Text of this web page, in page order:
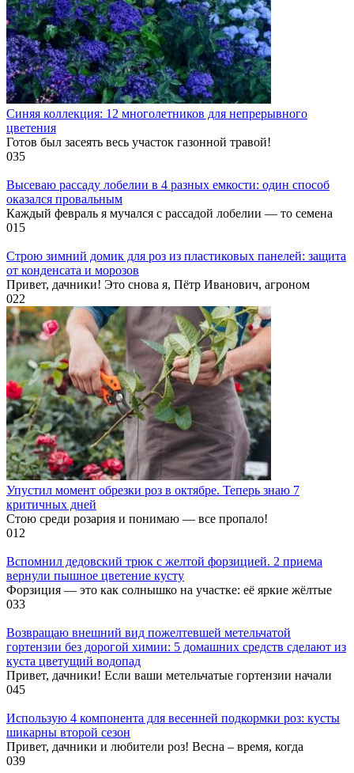
Синяя коллекция: 12 многолетников для непрерывного
цветения
Готов был засеять весь участок газонной травой!
035
Высеваю рассаду лобелии в 4 разных емкости: один способ
оказался провальным
Каждый февраль я мучался с рассадой лобелии — то семена
015
Строю зимний домик для роз из пластиковых панелей: защита
от конденсата и морозов
Привет, дачники! Это снова я, Пётр Иванович, агроном
022
Упустил момент обрезки роз в октябре. Теперь знаю 7
критичных дней
Стою среди розария и понимаю — все пропало!
012
Вспомнил дедовский трюк с желтой форзицией. 2 приема
вернули пышное цветение кусту
Форзиция — это как солнышко на участке: её яркие жёлтые
033
Возвращаю внешний вид пожелтевшей метельчатой
гортензии без дорогой химии: 5 домашних средств сделают из
куста цветущий водопад
Привет, дачники! Если ваши метельчатые гортензии начали
045
Использую 4 компонента для весенней подкормки роз: кусты
шикарны второй сезон
Привет, дачники и любители роз! Весна – время, когда
039